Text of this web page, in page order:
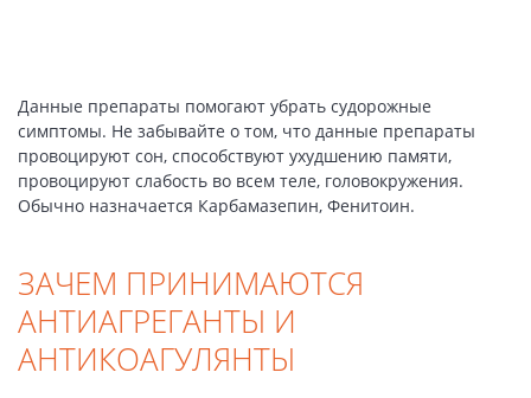
Данные препараты помогают убрать судорожные
симптомы. Не забывайте о том, что данные препараты
провоцируют сон, способствуют ухудшению памяти,
провоцируют слабость во всем теле, головокружения.
Обычно назначается Карбамазепин, Фенитоин.
ЗАЧЕМ ПРИНИМАЮТСЯ
АНТИАГРЕГАНТЫ И
АНТИКОАГУЛЯНТЫ